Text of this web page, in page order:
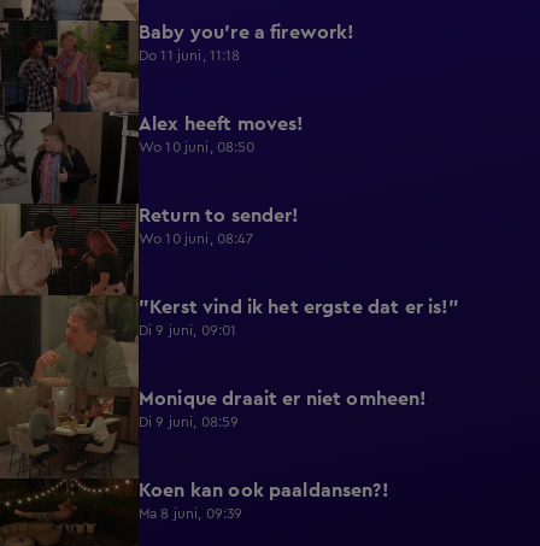
0:39 Baby you're a firework!
Do 11 juni, 11:18
0:43 Alex heeft moves!
Wo 10 juni, 08:50
0:36 Return to sender!
Wo 10 juni, 08:47
"Kerst vind ik het ergste dat er is!"
Di 9 juni, 09:01
0:29 Monique draait er niet omheen!
Di 9 juni, 08:59
0:38 Koen kan ook paaldansen?!
Ma 8 juni, 09:39